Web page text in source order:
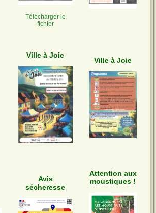
Télécharger le
fichier
Ville à Joie
Ville à Joie
Avis
sécheresse
Attention aux
moustiques !